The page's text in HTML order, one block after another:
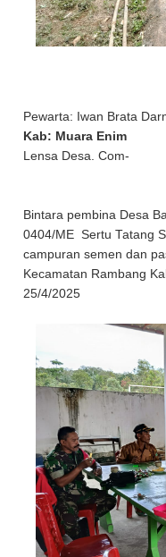
Pewarta: Iwan Brata
Kab: Muara Enim
Lensa Desa. Com-
Bintara pembina Desa
0404/ME Sertu Tatang
campuran semen dan
Kecamatan Rambang
25/4/2025